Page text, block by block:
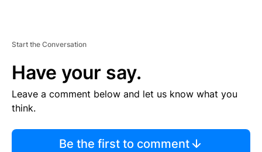
Start the Conversation
Have your say.
Leave a comment below and let us know what you
think.
Be the first to comment